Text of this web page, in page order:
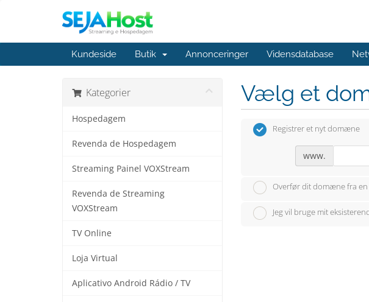
Kundeside Butik Annonceringer Vidensdatabase
Kategorier
Hospedagem
Revenda de Hospedagem
Streaming Painel VOXStream
Revenda de Streaming
VOXStream
TV Online
Loja Virtual
Aplicativo Android Rádio / TV
Vælg et
Registrer et nyt domæne
www.
Overfør dit domæne fra
Jeg vil bruge mit